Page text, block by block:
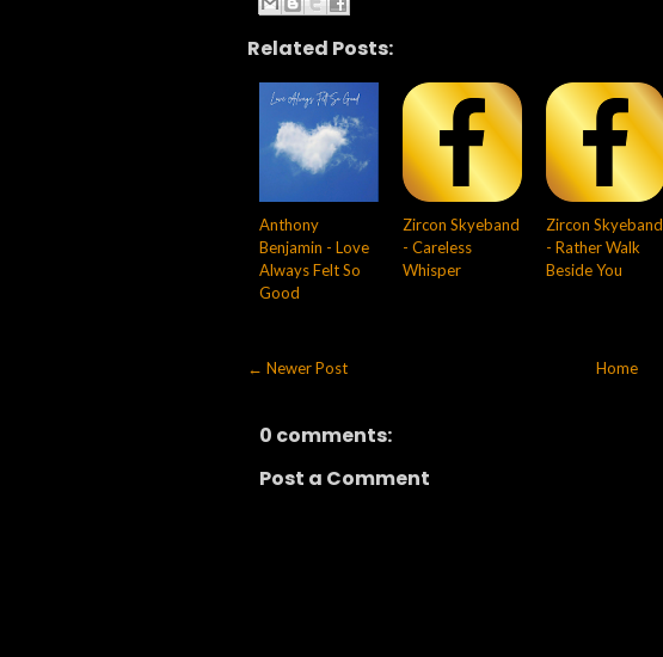
Related Posts:
Anthony
Benjamin - Love
Always Felt So
Good
Zircon Skyeband
- Careless
Whisper
Zircon Skyeband
- Rather Walk
Beside You
← Newer Post Home
0 comments:
Post a Comment